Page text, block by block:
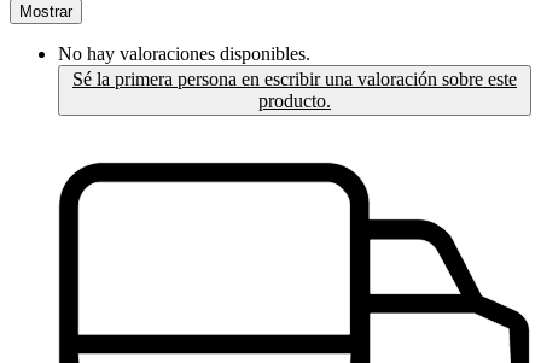
Mostrar
No hay valoraciones disponibles.
Sé la primera persona en escribir una valoración sobre este
producto.